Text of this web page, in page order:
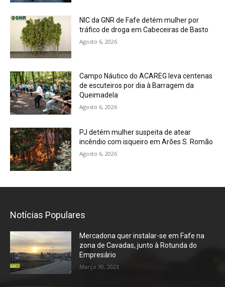
NIC da GNR de Fafe detém mulher por
tráfico de droga em Cabeceiras de Basto
Agosto 6, 2026
Campo Náutico do ACAREG leva centenas
de escuteiros por dia à Barragem da
Queimadela
Agosto 6, 2026
PJ detém mulher suspeita de atear
incêndio com isqueiro em Arões S. Romão
Agosto 6, 2026
Notícias Populares
Mercadona quer instalar-se em Fafe na
zona de Cavadas, junto à Rotunda do
Empresário
Março 30, 2023